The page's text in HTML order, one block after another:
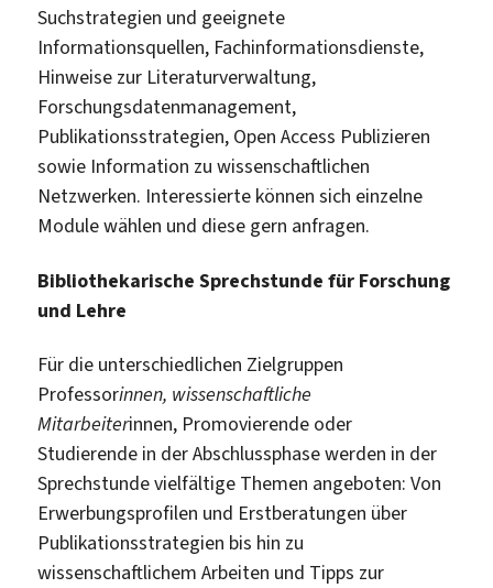
Suchstrategien und geeignete
Informationsquellen, Fachinformationsdienste,
Hinweise zur Literaturverwaltung,
Forschungsdatenmanagement,
Publikationsstrategien, Open Access Publizieren
sowie Information zu wissenschaftlichen
Netzwerken. Interessierte können sich einzelne
Module wählen und diese gern anfragen.
Bibliothekarische Sprechstunde für Forschung
und Lehre
Für die unterschiedlichen Zielgruppen
Professorinnen, wissenschaftliche
Mitarbeiterinnen, Promovierende oder
Studierende in der Abschlussphase werden in der
Sprechstunde vielfältige Themen angeboten: Von
Erwerbungsprofilen und Erstberatungen über
Publikationsstrategien bis hin zu
wissenschaftlichem Arbeiten und Tipps zur